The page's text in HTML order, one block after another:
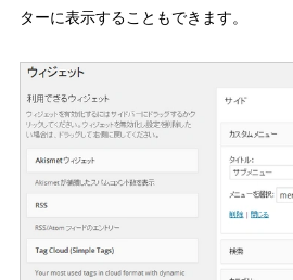
ターに表示することもできます。